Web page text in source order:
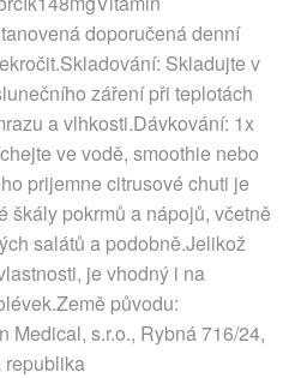
doporučená denní
Skladujte v
záření při teplotách
a vlhkosti.Dávkování: 1x
ve vodě, smoothie nebo
prijemne citrusové chuti je
škály pokrmů a nápojů, včetně
salátů a podobně.Jelikož
je vhodný i na
původu:
Medical, s.r.o., Rybná 716/24,
republika